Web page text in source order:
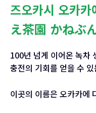
즈오카시 오카
え茶園 かねぶ
100년 넘게 이어온 녹차
충전의 기회를 얻을 수
이곳의 이름은 오카카에